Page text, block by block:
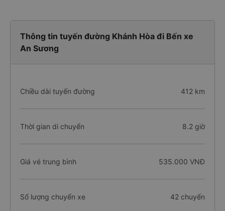
Thông tin tuyến đường Khánh Hòa đi Bến xe
An Sương
Chiều dài tuyến đường 412 km
Thời gian di chuyển 8.2 giờ
Giá vé trung bình 535.000 VNĐ
Số lượng chuyến xe 42 chuyến